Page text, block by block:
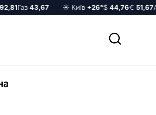
Газ43,67 ☀️ Київ+26°$44,76€51,67А-